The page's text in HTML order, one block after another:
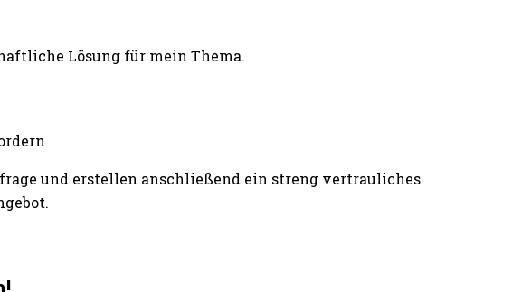
Lösung für mein Thema.
und erstellen anschließend ein streng vertrauliches